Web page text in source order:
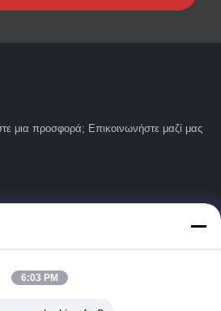
μια προσφορά; Επικοινωνήστε μαζί μας
6:03 PM